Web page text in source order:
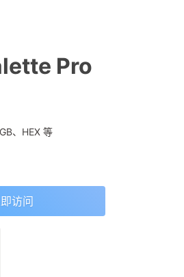
Pro
、HEX 等
访问